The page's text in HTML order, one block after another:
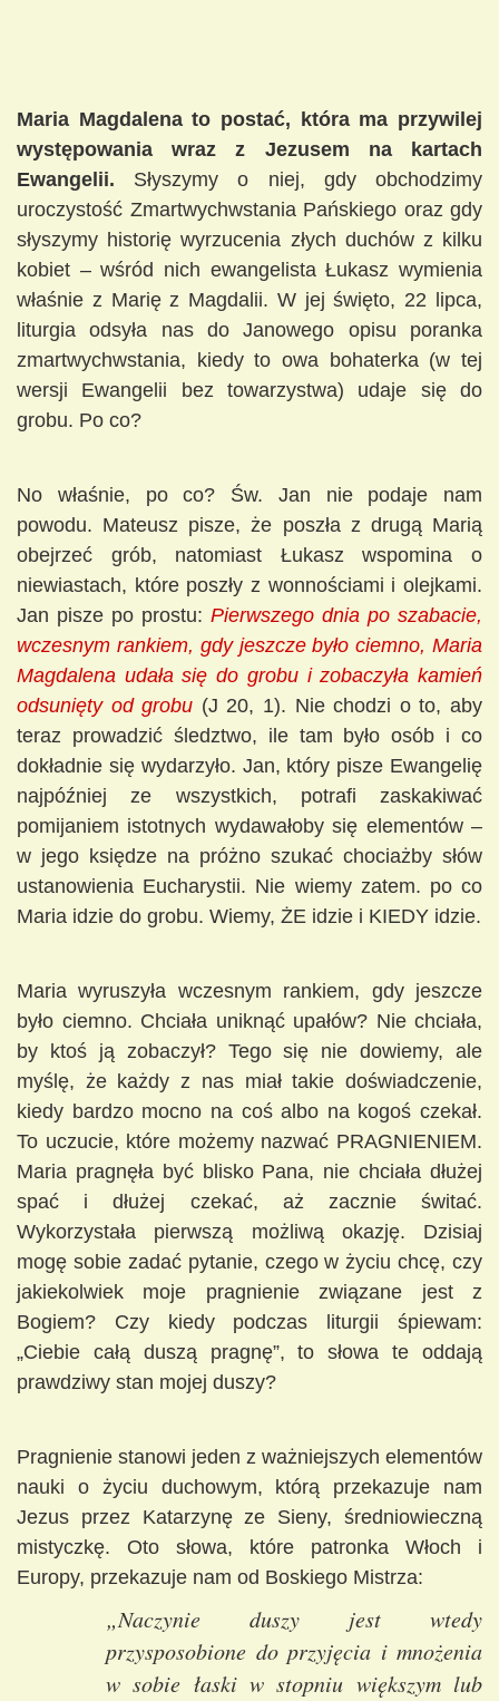
Maria Magdalena to postać, która ma przywilej
występowania wraz z Jezusem na kartach
Ewangelii. Słyszymy o niej, gdy obchodzimy
uroczystość Zmartwychwstania Pańskiego oraz gdy
słyszymy historię wyrzucenia złych duchów z kilku
kobiet – wśród nich ewangelista Łukasz wymienia
właśnie z Marię z Magdalii. W jej święto, 22 lipca,
liturgia odsyła nas do Janowego opisu poranka
zmartwychwstania, kiedy to owa bohaterka (w tej
wersji Ewangelii bez towarzystwa) udaje się do
grobu. Po co?
No właśnie, po co? Św. Jan nie podaje nam
powodu. Mateusz pisze, że poszła z drugą Marią
obejrzeć grób, natomiast Łukasz wspomina o
niewiastach, które poszły z wonnościami i olejkami.
Jan pisze po prostu: Pierwszego dnia po szabacie,
wczesnym rankiem, gdy jeszcze było ciemno, Maria
Magdalena udała się do grobu i zobaczyła kamień
odsunięty od grobu (J 20, 1). Nie chodzi o to, aby
teraz prowadzić śledztwo, ile tam było osób i co
dokładnie się wydarzyło. Jan, który pisze Ewangelię
najpóźniej ze wszystkich, potrafi zaskakiwać
pomijaniem istotnych wydawałoby się elementów –
w jego księdze na próżno szukać chociażby słów
ustanowienia Eucharystii. Nie wiemy zatem. po co
Maria idzie do grobu. Wiemy, ŻE idzie i KIEDY idzie.
Maria wyruszyła wczesnym rankiem, gdy jeszcze
było ciemno. Chciała uniknąć upałów? Nie chciała,
by ktoś ją zobaczył? Tego się nie dowiemy, ale
myślę, że każdy z nas miał takie doświadczenie,
kiedy bardzo mocno na coś albo na kogoś czekał.
To uczucie, które możemy nazwać PRAGNIENIEM.
Maria pragnęła być blisko Pana, nie chciała dłużej
spać i dłużej czekać, aż zacznie świtać.
Wykorzystała pierwszą możliwą okazję. Dzisiaj
mogę sobie zadać pytanie, czego w życiu chcę, czy
jakiekolwiek moje pragnienie związane jest z
Bogiem? Czy kiedy podczas liturgii śpiewam:
„Ciebie całą duszą pragnę”, to słowa te oddają
prawdziwy stan mojej duszy?
Pragnienie stanowi jeden z ważniejszych elementów
nauki o życiu duchowym, którą przekazuje nam
Jezus przez Katarzynę ze Sieny, średniowieczną
mistyczkę. Oto słowa, które patronka Włoch i
Europy, przekazuje nam od Boskiego Mistrza:
„Naczynie duszy jest wtedy
przysposobione do przyjęcia i mnożenia
w sobie łaski w stopniu większym lub